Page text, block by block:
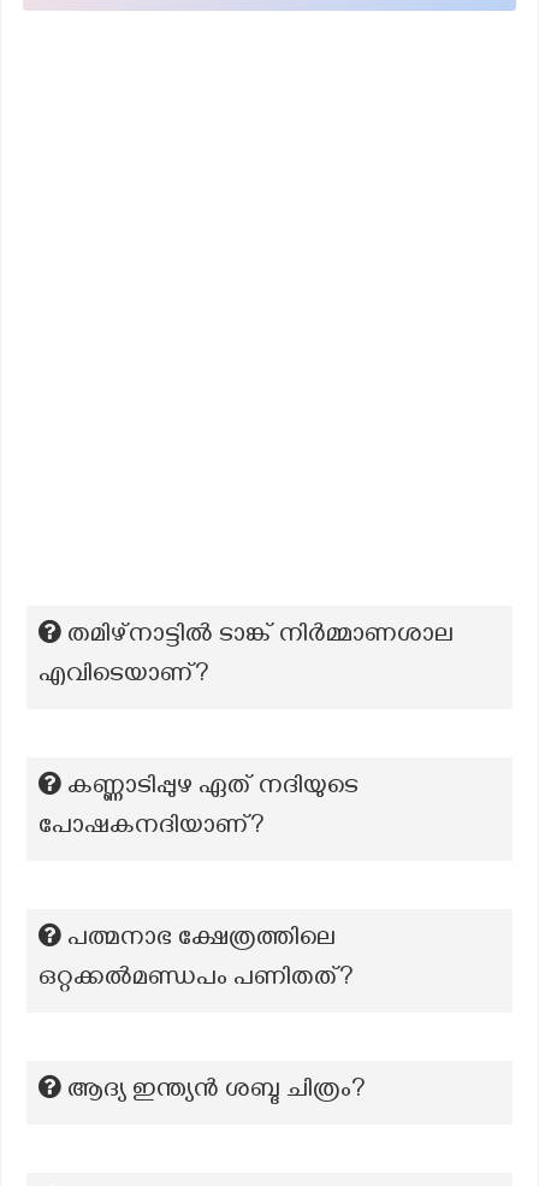
തമിഴ്നാട്ടിൽ ടാങ്ക് നിർമ്മാണശാല
എവിടെയാണ്?
കണ്ണാടിപ്പുഴ ഏത് നദിയുടെ
പോഷകനദിയാണ്?
പത്മനാഭ ക്ഷേത്രത്തിലെ
ഒറ്റക്കൽമണ്ഡപം പണിതത്?
ആദ്യ ഇന്ത്യൻ ശബ്ദ ചിത്രം?